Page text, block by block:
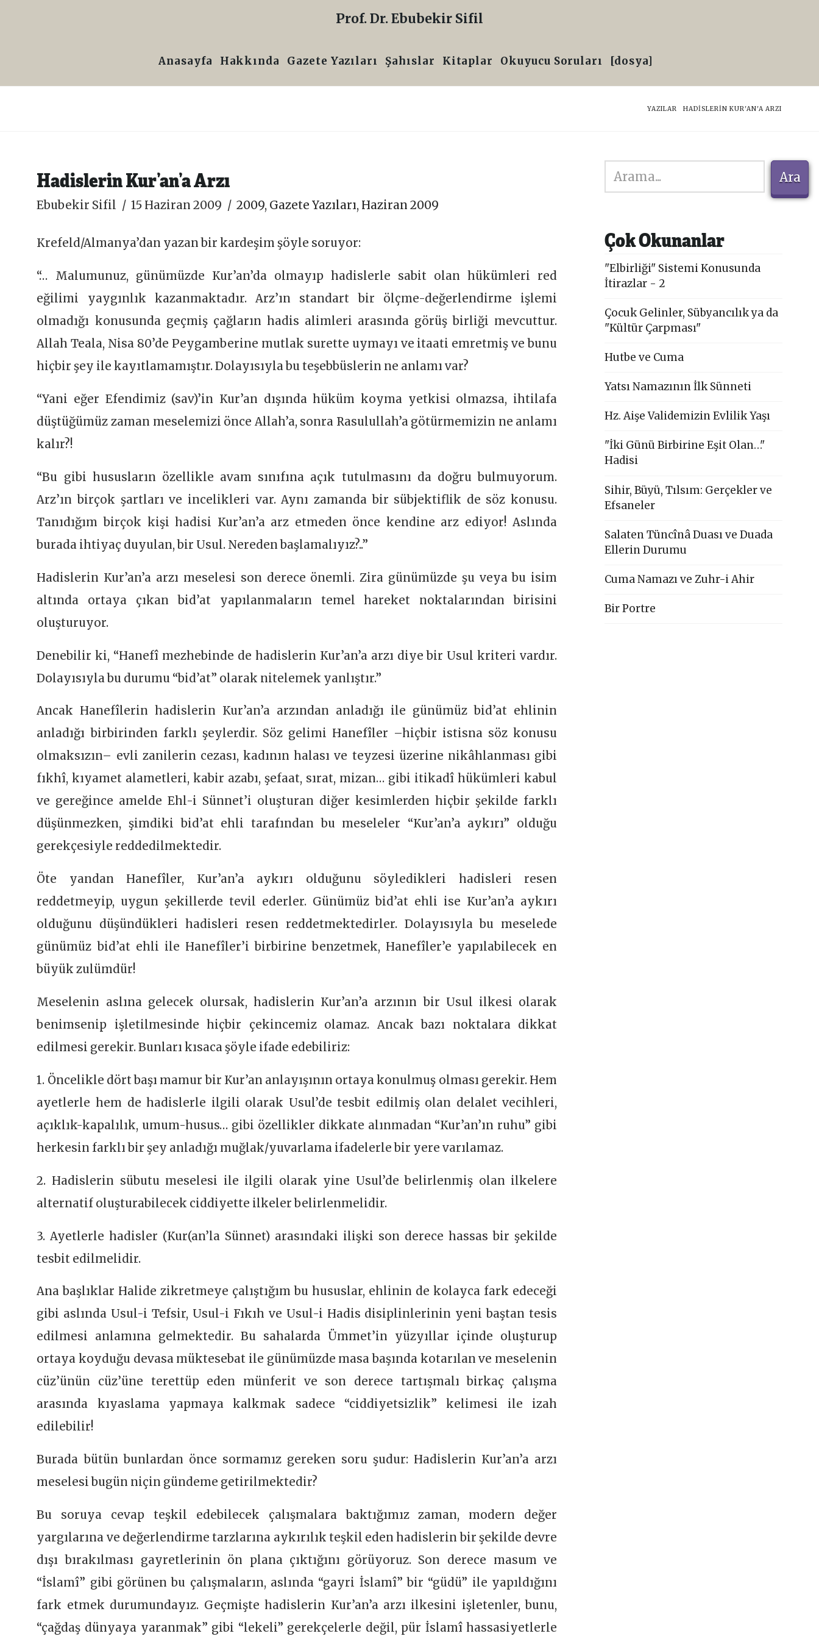
Sifil
Prof. Dr. Ebubekir Sifil
Anasayfa Hakkında Gazete Yazıları Şahıslar Kitaplar Okuyucu Soruları [dosya]
HOME
YAZILAR HADISLERIN KUR'AN'A ARZI
Hadislerin Kur’an’a Arzı
Ebubekir Sifil 15 Haziran 2009 2009, Gazete Yazıları, Haziran 2009
Krefeld/Almanya’dan yazan bir kardeşim şöyle soruyor:
“… Malumunuz, günümüzde Kur’an’da olmayıp hadislerle sabit olan hükümleri red
eğilimi yaygınlık kazanmaktadır. Arz’ın standart bir ölçme-değerlendirme işlemi
olmadığı konusunda geçmiş çağların hadis alimleri arasında görüş birliği mevcuttur.
Allah Teala, Nisa 80’de Peygamberine mutlak surette uymayı ve itaati emretmiş ve bunu
hiçbir şey ile kayıtlamamıştır. Dolayısıyla bu teşebbüslerin ne anlamı var?
“Yani eğer Efendimiz (sav)’in Kur’an dışında hüküm koyma yetkisi olmazsa, ihtilafa
düştüğümüz zaman meselemizi önce Allah’a, sonra Rasulullah’a götürmemizin ne anlamı
kalır?!
“Bu gibi hususların özellikle avam sınıfına açık tutulmasını da doğru bulmuyorum.
Arz’ın birçok şartları ve incelikleri var. Aynı zamanda bir sübjektiflik de söz konusu.
Tanıdığım birçok kişi hadisi Kur’an’a arz etmeden önce kendine arz ediyor! Aslında
burada ihtiyaç duyulan, bir Usul. Nereden başlamalıyız?..”
Hadislerin Kur’an’a arzı meselesi son derece önemli. Zira günümüzde şu veya bu isim
altında ortaya çıkan bid’at yapılanmaların temel hareket noktalarından birisini
oluşturuyor.
Denebilir ki, “Hanefî mezhebinde de hadislerin Kur’an’a arzı diye bir Usul kriteri vardır.
Dolayısıyla bu durumu “bid’at” olarak nitelemek yanlıştır.”
Ancak Hanefîlerin hadislerin Kur’an’a arzından anladığı ile günümüz bid’at ehlinin
anladığı birbirinden farklı şeylerdir. Söz gelimi Hanefîler –hiçbir istisna söz konusu
olmaksızın– evli zanilerin cezası, kadının halası ve teyzesi üzerine nikâhlanması gibi
fıkhî, kıyamet alametleri, kabir azabı, şefaat, sırat, mizan… gibi itikadî hükümleri kabul
ve gereğince amelde Ehl-i Sünnet’i oluşturan diğer kesimlerden hiçbir şekilde farklı
düşünmezken, şimdiki bid’at ehli tarafından bu meseleler “Kur’an’a aykırı” olduğu
gerekçesiyle reddedilmektedir.
Öte yandan Hanefîler, Kur’an’a aykırı olduğunu söyledikleri hadisleri resen
reddetmeyip, uygun şekillerde tevil ederler. Günümüz bid’at ehli ise Kur’an’a aykırı
olduğunu düşündükleri hadisleri resen reddetmektedirler. Dolayısıyla bu meselede
günümüz bid’at ehli ile Hanefîler’i birbirine benzetmek, Hanefîler’e yapılabilecek en
büyük zulümdür!
Meselenin aslına gelecek olursak, hadislerin Kur’an’a arzının bir Usul ilkesi olarak
benimsenip işletilmesinde hiçbir çekincemiz olamaz. Ancak bazı noktalara dikkat
edilmesi gerekir. Bunları kısaca şöyle ifade edebiliriz:
1. Öncelikle dört başı mamur bir Kur’an anlayışının ortaya konulmuş olması gerekir. Hem
ayetlerle hem de hadislerle ilgili olarak Usul’de tesbit edilmiş olan delalet vecihleri,
açıklık-kapalılık, umum-husus… gibi özellikler dikkate alınmadan “Kur’an’ın ruhu” gibi
herkesin farklı bir şey anladığı muğlak/yuvarlama ifadelerle bir yere varılamaz.
2. Hadislerin sübutu meselesi ile ilgili olarak yine Usul’de belirlenmiş olan ilkelere
alternatif oluşturabilecek ciddiyette ilkeler belirlenmelidir.
3. Ayetlerle hadisler (Kur(an’la Sünnet) arasındaki ilişki son derece hassas bir şekilde
tesbit edilmelidir.
Ana başlıklar Halide zikretmeye çalıştığım bu hususlar, ehlinin de kolayca fark edeceği
gibi aslında Usul-i Tefsir, Usul-i Fıkıh ve Usul-i Hadis disiplinlerinin yeni baştan tesis
edilmesi anlamına gelmektedir. Bu sahalarda Ümmet’in yüzyıllar içinde oluşturup
ortaya koyduğu devasa müktesebat ile günümüzde masa başında kotarılan ve meselenin
cüz’ünün cüz’üne terettüp eden münferit ve son derece tartışmalı birkaç çalışma
arasında kıyaslama yapmaya kalkmak sadece “ciddiyetsizlik” kelimesi ile izah
edilebilir!
Burada bütün bunlardan önce sormamız gereken soru şudur: Hadislerin Kur’an’a arzı
meselesi bugün niçin gündeme getirilmektedir?
Bu soruya cevap teşkil edebilecek çalışmalara baktığımız zaman, modern değer
yargılarına ve değerlendirme tarzlarına aykırılık teşkil eden hadislerin bir şekilde devre
dışı bırakılması gayretlerinin ön plana çıktığını görüyoruz. Son derece masum ve
“İslamî” gibi görünen bu çalışmaların, aslında “gayri İslamî” bir “güdü” ile yapıldığını
fark etmek durumundayız. Geçmişte hadislerin Kur’an’a arzı ilkesini işletenler, bunu,
“çağdaş dünyaya yaranmak” gibi “lekeli” gerekçelerle değil, pür İslamî hassasiyetlerle
Ara
Ara
Çok Okunanlar
"Elbirliği" Sistemi Konusunda
İtirazlar - 2
Çocuk Gelinler, Sübyancılık ya da
"Kültür Çarpması"
Hutbe ve Cuma
Yatsı Namazının İlk Sünneti
Hz. Aişe Validemizin Evlilik Yaşı
"İki Günü Birbirine Eşit Olan…"
Hadisi
Sihir, Büyü, Tılsım: Gerçekler ve
Efsaneler
Salaten Tüncînâ Duası ve Duada
Ellerin Durumu
Cuma Namazı ve Zuhr-i Ahir
Bir Portre